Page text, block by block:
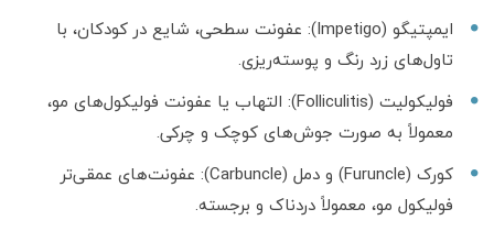
ایمپتیگو (Impetigo): عفونت سطحی، شایع در کودکان، با
تاول‌های زرد رنگ و پوسته‌ریزی.
فولیکولیت (Folliculitis): التهاب یا عفونت فولیکول‌های مو،
معمولاً به صورت جوش‌های کوچک و چرکی.
کورک (Furuncle) و دمل (Carbuncle): عفونت‌های عمقی‌تر
فولیکول مو، معمولاً دردناک و برجسته.